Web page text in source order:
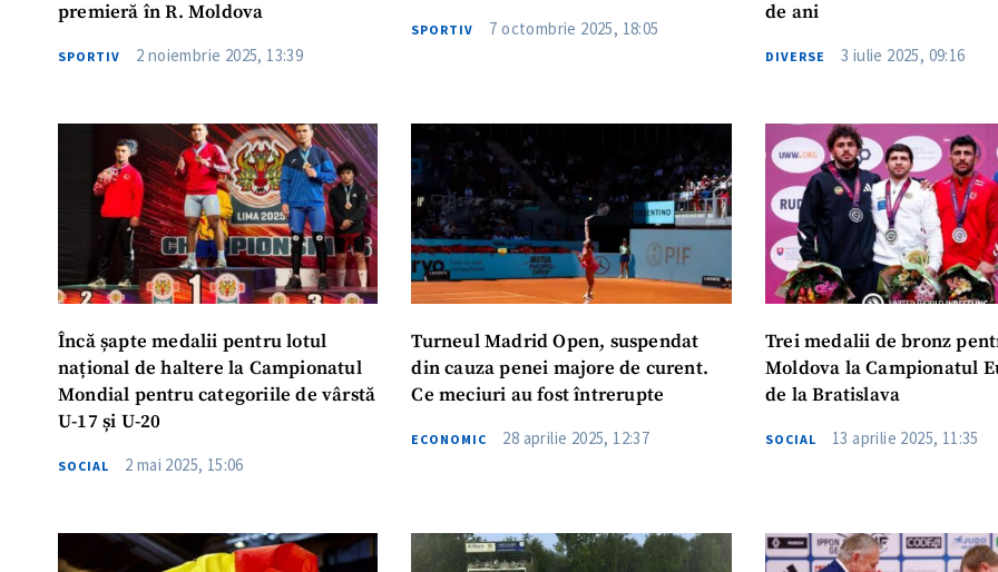
premieră în R. Moldova
SPORTIV 2 noiembrie 2025, 13:39
SPORTIV 7 octombrie 2025, 18:05
de ani
DIVERSE 3 iulie 2025, 09:16
Încă șapte medalii pentru lotul
național de haltere la Campionatul
Mondial pentru categoriile de vârstă
U-17 și U-20
SOCIAL 2 mai 2025, 15:06
Turneul Madrid Open, suspendat
din cauza penei majore de curent.
Ce meciuri au fost întrerupte
ECONOMIC 28 aprilie 2025, 12:37
Trei medalii de bronz
Moldova la Campionatul
de la Bratislava
SOCIAL 13 aprilie 2025, 11:35
ȘTIREA MEA CONTACT SURSĂ